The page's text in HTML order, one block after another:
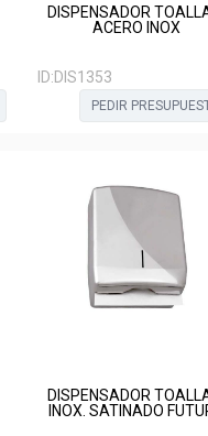
DISPENSADOR
ACERO INOX
ID:DIS1353
PEDIR
DISPENSADOR
INOX. SATINADO